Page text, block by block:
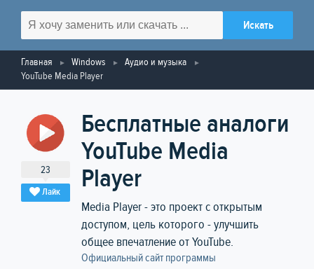
Главная Windows
Аудио и музыка
YouTube Media Player
23
Лайк
Бесплатные аналоги
YouTube Media
Player
Media Player - это проект с открытым
доступом, цель которого - улучшить
общее впечатление от YouTube.
Официальный сайт программы